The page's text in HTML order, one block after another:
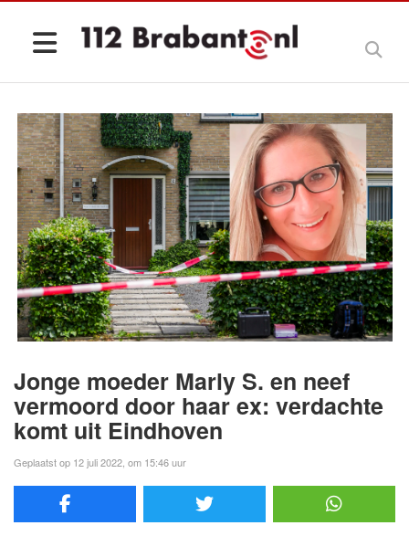
Jonge moeder Marly S. en neef
vermoord door haar ex: verdachte
komt uit Eindhoven
Geplaatst op 12 juli 2022, om 15:46 uur